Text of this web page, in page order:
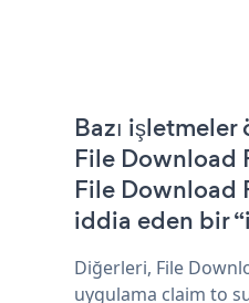
Bazı
File Download
File Download
iddia eden bir
Diğerleri, File
uygulama claim to